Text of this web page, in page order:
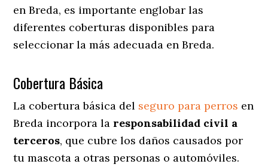
en Breda, es importante englobar las
diferentes coberturas disponibles para
seleccionar la más adecuada en Breda.
Cobertura Básica
La cobertura básica del seguro para perros en
Breda incorpora la responsabilidad civil a
terceros, que cubre los daños causados por
tu mascota a otras personas o automóviles.